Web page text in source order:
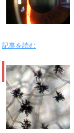
記事を読む